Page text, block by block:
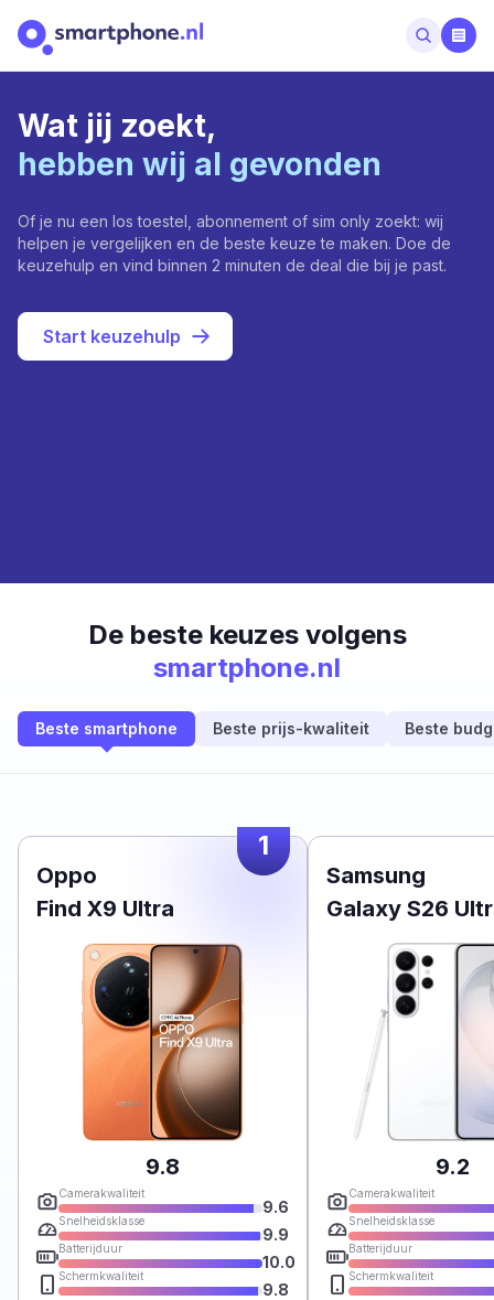
Wat jij zoekt,
hebben wij al gevonden
Of je nu een los toestel, abonnement of sim only zoekt: wij
helpen je vergelijken en de beste keuze te maken. Doe de
keuzehulp en vind binnen 2 minuten de deal die bij je past.
Start keuzehulp
De beste keuzes volgens
smartphone.nl
Beste smartphone Beste prijs-kwaliteit Beste
1
Oppo
Find X9 Ultra
9.8
Camerakwaliteit
9.6
Snelheidsklasse
9.9
Batterijduur
10.0
Schermkwaliteit
9.8
Samsung
Galaxy S26
9.2
Camerakwaliteit
Snelheidsklasse
Batterijduur
Schermkwaliteit